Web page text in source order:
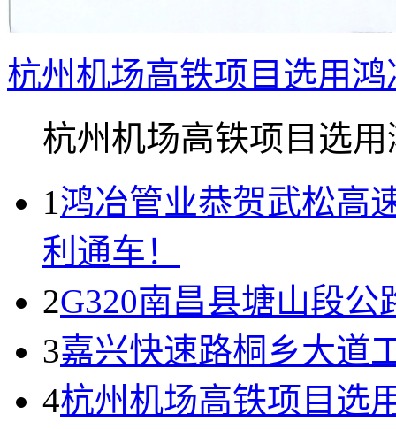
杭州机场高铁项目选用
杭州机场高铁项目选用
1鸿冶管业恭贺武松高
利通车！
2G320南昌县塘山段
3嘉兴快速路桐乡大道
4杭州机场高铁项目选